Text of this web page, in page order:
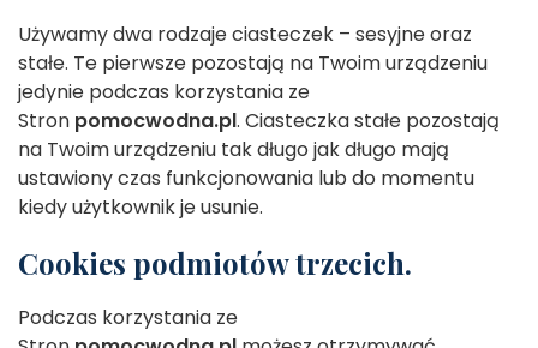
Używamy dwa rodzaje ciasteczek – sesyjne oraz
stałe. Te pierwsze pozostają na Twoim urządzeniu
jedynie podczas korzystania ze
Stron pomocwodna.pl. Ciasteczka stałe pozostają
na Twoim urządzeniu tak długo jak długo mają
ustawiony czas funkcjonowania lub do momentu
kiedy użytkownik je usunie.
Cookies podmiotów trzecich.
Podczas korzystania ze